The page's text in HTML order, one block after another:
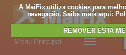
A MaiFix utiliza cookies para
navegação. Saiba mais aqui:
REMOVER ESTA
Menu Principal